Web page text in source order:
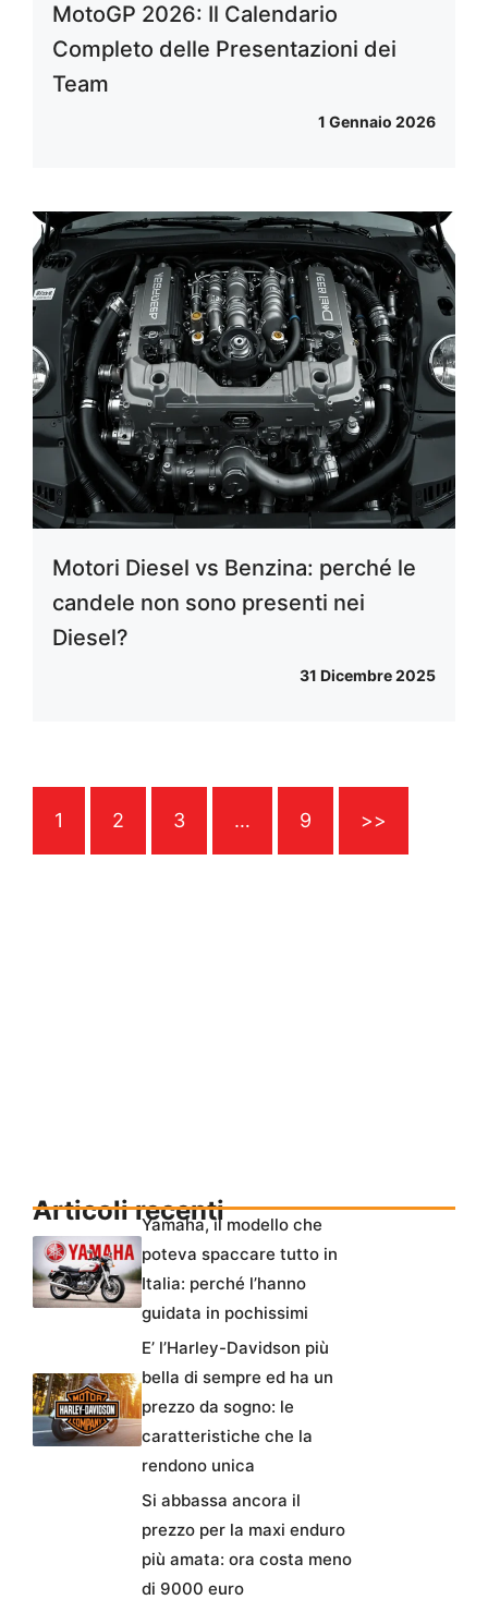
MotoGP 2026: Il Calendario
Completo delle Presentazioni dei
Team
1 Gennaio 2026
Motori Diesel vs Benzina: perché le
candele non sono presenti nei
Diesel?
31 Dicembre 2025
1 2 3 … 9 >>
Articoli recentiYamaha, il modello che
poteva spaccare tutto in
Italia: perché l’hanno
guidata in pochissimi
E’ l’Harley-Davidson più
bella di sempre ed ha un
prezzo da sogno: le
caratteristiche che la
rendono unica
Si abbassa ancora il
prezzo per la maxi enduro
più amata: ora costa meno
di 9000 euro